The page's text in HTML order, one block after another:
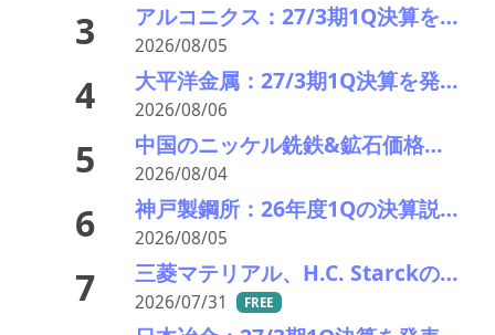
3 アルコニクス：27/3期1Q決算を発表。業績見通し、配当を修正
2026/08/05
4 大平洋金属：27/3期1Q決算を発表。業績見通しを上方修正
2026/08/06
5 中国のニッケル銑鉄&鉱石価格動向(26年8月第2週) 弱含む インドネシア睨み膠着
2026/08/04
6 神戸製鋼所：26年度1Qの決算説明会を開催。売上高のみ上方修正だが・・・
2026/08/05
7 三菱マテリアル、H.C. Starckのタングステンリサイクル能力増強投資を決定－約5000万ユーロ投資
2026/07/31 FREE